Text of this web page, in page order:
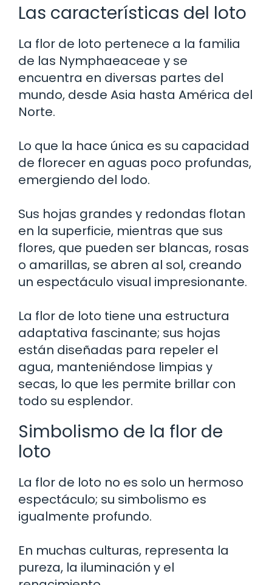
Las características del loto
La flor de loto pertenece a la familia
de las Nymphaeaceae y se
encuentra en diversas partes del
mundo, desde Asia hasta América del
Norte.
Lo que la hace única es su capacidad
de florecer en aguas poco profundas,
emergiendo del lodo.
Sus hojas grandes y redondas flotan
en la superficie, mientras que sus
flores, que pueden ser blancas, rosas
o amarillas, se abren al sol, creando
un espectáculo visual impresionante.
La flor de loto tiene una estructura
adaptativa fascinante; sus hojas
están diseñadas para repeler el
agua, manteniéndose limpias y
secas, lo que les permite brillar con
todo su esplendor.
Simbolismo de la flor de
loto
La flor de loto no es solo un hermoso
espectáculo; su simbolismo es
igualmente profundo.
En muchas culturas, representa la
pureza, la iluminación y el